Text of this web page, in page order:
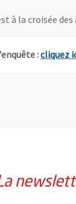
à la croisée
:cliquez